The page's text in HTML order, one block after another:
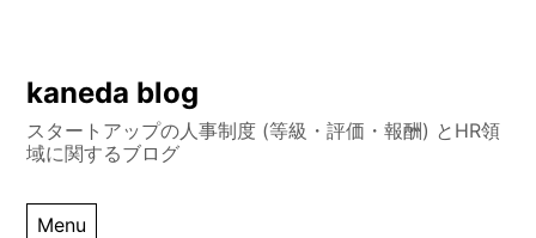
Skip
content
kaneda blog
スタートアップの人事制度 (等級・評価・報酬) とHR領
域に関するブログ
Menu